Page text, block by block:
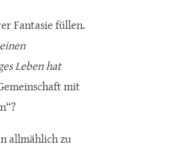
Fantasie füllen.
Leben hat
mit
allmählich zu